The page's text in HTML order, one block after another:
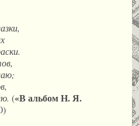
(«В альбом Н. Я.